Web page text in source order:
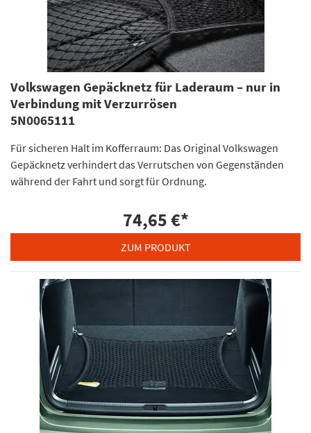
Volkswagen Gepäcknetz für Laderaum – nur in
Verbindung mit Verzurrösen
5N0065111
Für sicheren Halt im Kofferraum: Das Original Volkswagen
Gepäcknetz verhindert das Verrutschen von Gegenständen
während der Fahrt und sorgt für Ordnung.
74,65 €*
ZUM PRODUKT